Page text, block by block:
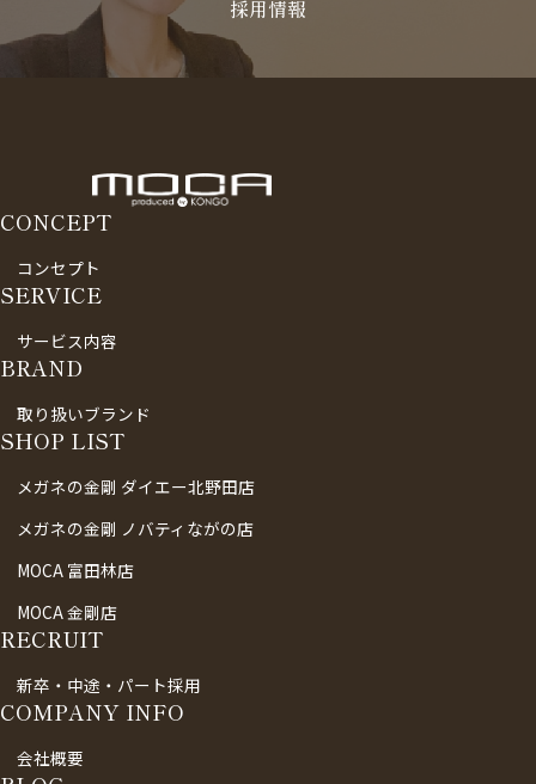
採用情報
CONCEPT
コンセプト
SERVICE
サービス内容
BRAND
取り扱いブランド
SHOP LIST
メガネの金剛 ダイエー北野田店
メガネの金剛 ノバティながの店
MOCA 富田林店
MOCA 金剛店
RECRUIT
新卒・中途・パート採用
COMPANY INFO
会社概要